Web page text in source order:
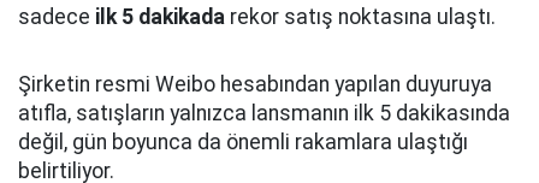
sadece ilk 5 dakikada rekor satış noktasına ulaştı.
Şirketin resmi Weibo hesabından yapılan duyuruya
atıfla, satışların yalnızca lansmanın ilk 5 dakikasında
değil, gün boyunca da önemli rakamlara ulaştığı
belirtiliyor.